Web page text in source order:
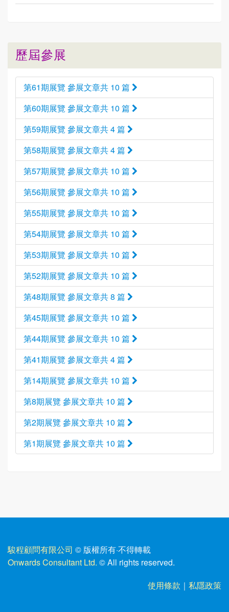
歷屆參展
第61期展覽 參展文章共 10 篇
第60期展覽 參展文章共 10 篇
第59期展覽 參展文章共 4 篇
第58期展覽 參展文章共 4 篇
第57期展覽 參展文章共 10 篇
第56期展覽 參展文章共 10 篇
第55期展覽 參展文章共 10 篇
第54期展覽 參展文章共 10 篇
第53期展覽 參展文章共 10 篇
第52期展覽 參展文章共 10 篇
第48期展覽 參展文章共 8 篇
第45期展覽 參展文章共 10 篇
第44期展覽 參展文章共 10 篇
第41期展覽 參展文章共 4 篇
第14期展覽 參展文章共 10 篇
第8期展覽 參展文章共 10 篇
第2期展覽 參展文章共 10 篇
第1期展覽 參展文章共 10 篇
駿程顧問有限公司 © 版權所有·不得轉載
Onwards Consultant Ltd. © All rights reserved.
使用條款 ｜ 私隱政策